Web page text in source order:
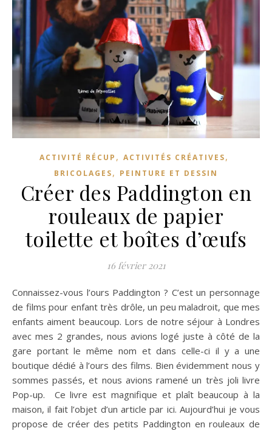
ACTIVITÉ RÉCUP , ACTIVITÉS CRÉATIVES,
BRICOLAGES, PEINTURE ET DESSIN
Créer des Paddington en
rouleaux de papier
toilette et boîtes d’œufs
16 février 2021
Connaissez-vous l’ours Paddington ? C’est un personnage
de films pour enfant très drôle, un peu maladroit, que mes
enfants aiment beaucoup. Lors de notre séjour à Londres
avec mes 2 grandes, nous avions logé juste à côté de la
gare portant le même nom et dans celle-ci il y a une
boutique dédié à l’ours des films. Bien évidemment nous y
sommes passés, et nous avions ramené un très joli livre
Pop-up. Ce livre est magnifique et plaît beaucoup à la
maison, il fait l’objet d’un article par ici. Aujourd’hui je vous
propose de créer des petits Paddington en rouleaux de